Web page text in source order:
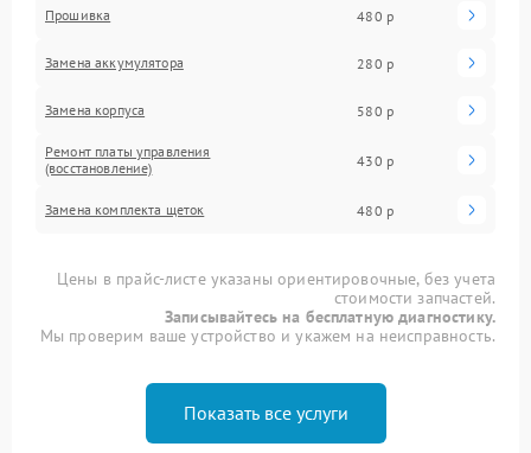
Прошивка 480 р
Замена аккумулятора 280 р
Замена корпуса 580 р
Ремонт платы управления
(восстановление)
430 р
Замена комплекта щеток 480 р
Цены в прайс-листе указаны ориентировочные, без учета
стоимости запчастей.
Записывайтесь на бесплатную диагностику.
Мы проверим ваше устройство и укажем на неисправность.
Показать все услуги